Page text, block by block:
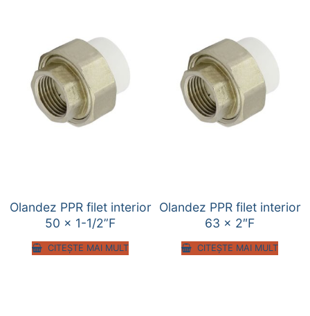
Olandez PPR filet interior
50 x 1-1/2”F
CITEȘTE MAI MULT
Olandez PPR filet interior
63 x 2″F
CITEȘTE MAI MULT